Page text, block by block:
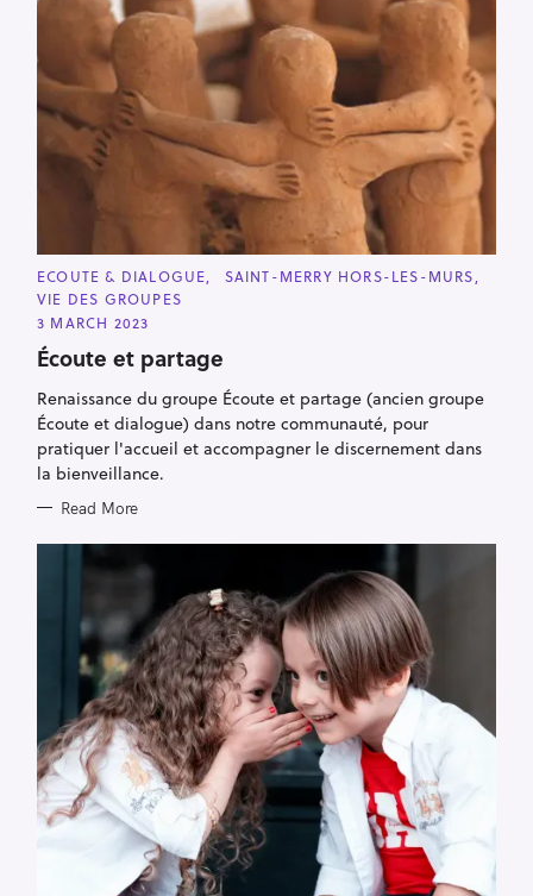
C
A
T
E
O
R
E
S
ECOUTE & DIALOGUE
SAINT-MERRY HORS-LES-MURS
VIE DES GROUPES
3 MARCH 2023
Écoute et partage
Renaissance du groupe Écoute et partage (ancien groupe
Écoute et dialogue) dans notre communauté, pour
pratiquer l'accueil et accompagner le discernement dans
la bienveillance.
Read More